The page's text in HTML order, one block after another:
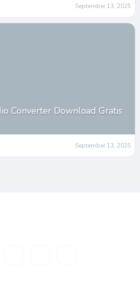
September 13, 2025
Converter Download Gratis
September 13, 2025